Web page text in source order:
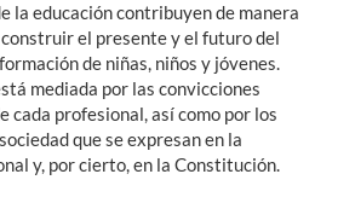
la educación contribuyen de manera
el presente y el futuro del
de niñas, niños y jóvenes.
mediada por las convicciones
cada profesional, así como por los
que se expresan en la
y, por cierto, en la Constitución.